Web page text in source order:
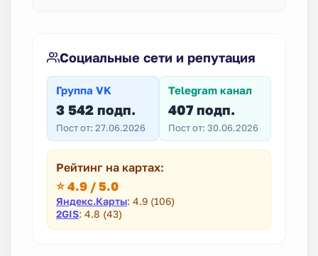
Социальные сети и репутация
Группа VK
3 542 подп.
Пост от: 27.06.2026
Telegram канал
407 подп.
Пост от: 30.06.2026
Рейтинг на картах:
⭐ 4.9 / 5.0
Яндекс.Карты: 4.9 (106)
2GIS: 4.8 (43)